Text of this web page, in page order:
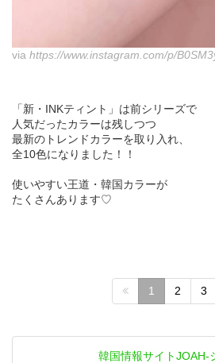
via https://www.instagram.com/p/
「新・INKティント」は前シリーズで
人気だったカラーは残しつつ
最新のトレンドカラーを取り入れ、
全10色になりました！！
使いやすい王道・韓国カラーが
たくさんあります♡
1 2 3
韓国情報サイトJOAH-